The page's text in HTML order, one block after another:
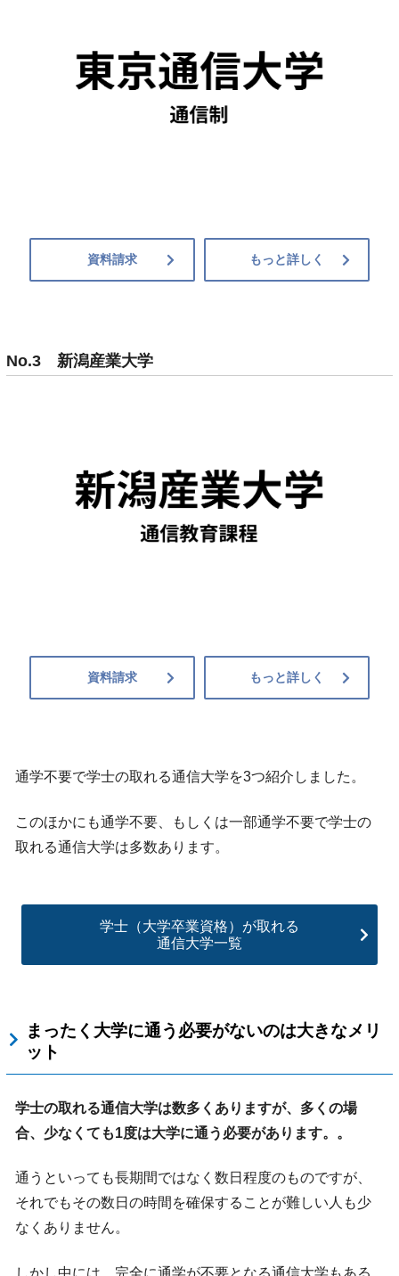
資料請求 もっと詳しく
No.3 新潟産業大学
資料請求 もっと詳しく
通学不要で学士の取れる通信大学を3つ紹介しました。
このほかにも通学不要、もしくは一部通学不要で学士の
取れる通信大学は多数あります。
学士（大学卒業資格）が取れる
通信大学一覧
まったく大学に通う必要がないのは大きなメリ
ット
学士の取れる通信大学は数多くありますが、多くの場
合、少なくても1度は大学に通う必要があります。。
通うといっても長期間ではなく数日程度のものですが、
それでもその数日の時間を確保することが難しい人も少
なくありません。
しかし中には、完全に通学が不要となる通信大学もある